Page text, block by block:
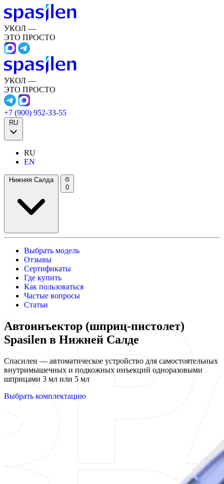
УКОЛ —
ЭТО ПРОСТО
УКОЛ —
ЭТО ПРОСТО
+7 (900) 952-33-55
RU
RU
EN
Нижняя Салда
0
Выбрать модель
Отзывы
Сертификаты
Где купить
Как пользоваться
Частые вопросы
Статьи
Автоинъектор (шприц-пистолет)
Spasilen в Нижней Салде
Спасилен — автоматическое устройство для самостоятельных
внутримышечных и подкожных инъекций одноразовыми
шприцами 3 мл или 5 мл
Выбрать комплектацию